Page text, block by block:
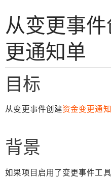
从变更事
更通知单
目标
从变更事件创建资金变更通
背景
如果项目启用了变更事件工